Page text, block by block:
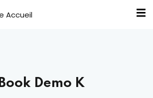
Book Demo K